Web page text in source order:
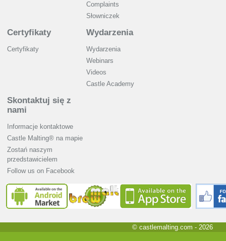
Complaints
Słowniczek
Certyfikaty
Certyfikaty
Wydarzenia
Wydarzenia
Webinars
Videos
Castle Academy
Skontaktuj się z
nami
Informacje kontaktowe
Castle Malting® na mapie
Zostań naszym
przedstawicielem
Follow us on Facebook
© castlemalting.com - 2026